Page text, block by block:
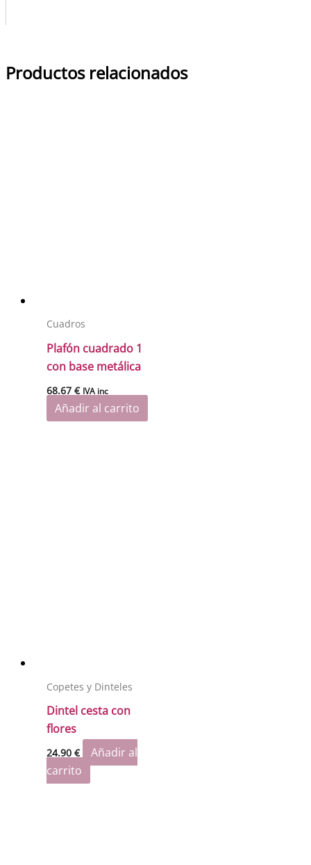
Productos relacionados
Cuadros
Plafón cuadrado 1
con base metálica
68.67€ IVA inc
Añadir al carrito
Copetes y Dinteles
Dintel cesta con
flores
24.90€
Añadir al
carrito